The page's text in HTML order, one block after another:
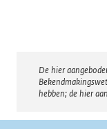
De hier
hebben; de hier